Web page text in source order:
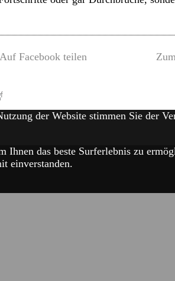
Auf Facebook teilen
der Website stimmen Sie der
das beste Surferlebnis zu
einverstanden.